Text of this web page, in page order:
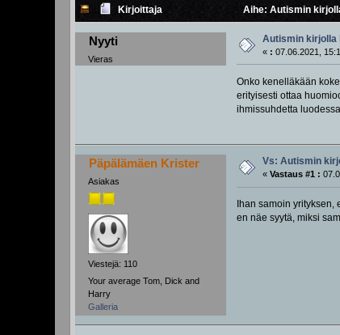
Kirjoittaja Aihe: Autismin
Nyyti
Vieras
Autismin kirjolla
« : 07.06.2021,
Onko kenelläkään
erityisesti ottaa
ihmissuhdetta
Päpälämäen Krister
Asiakas
Viestejä: 110
Your average Tom, Dick and
Harry
Galleria
Vs: Autismin
«Vastaus #1 :
Ihan samoin
en näe syytä, miksi